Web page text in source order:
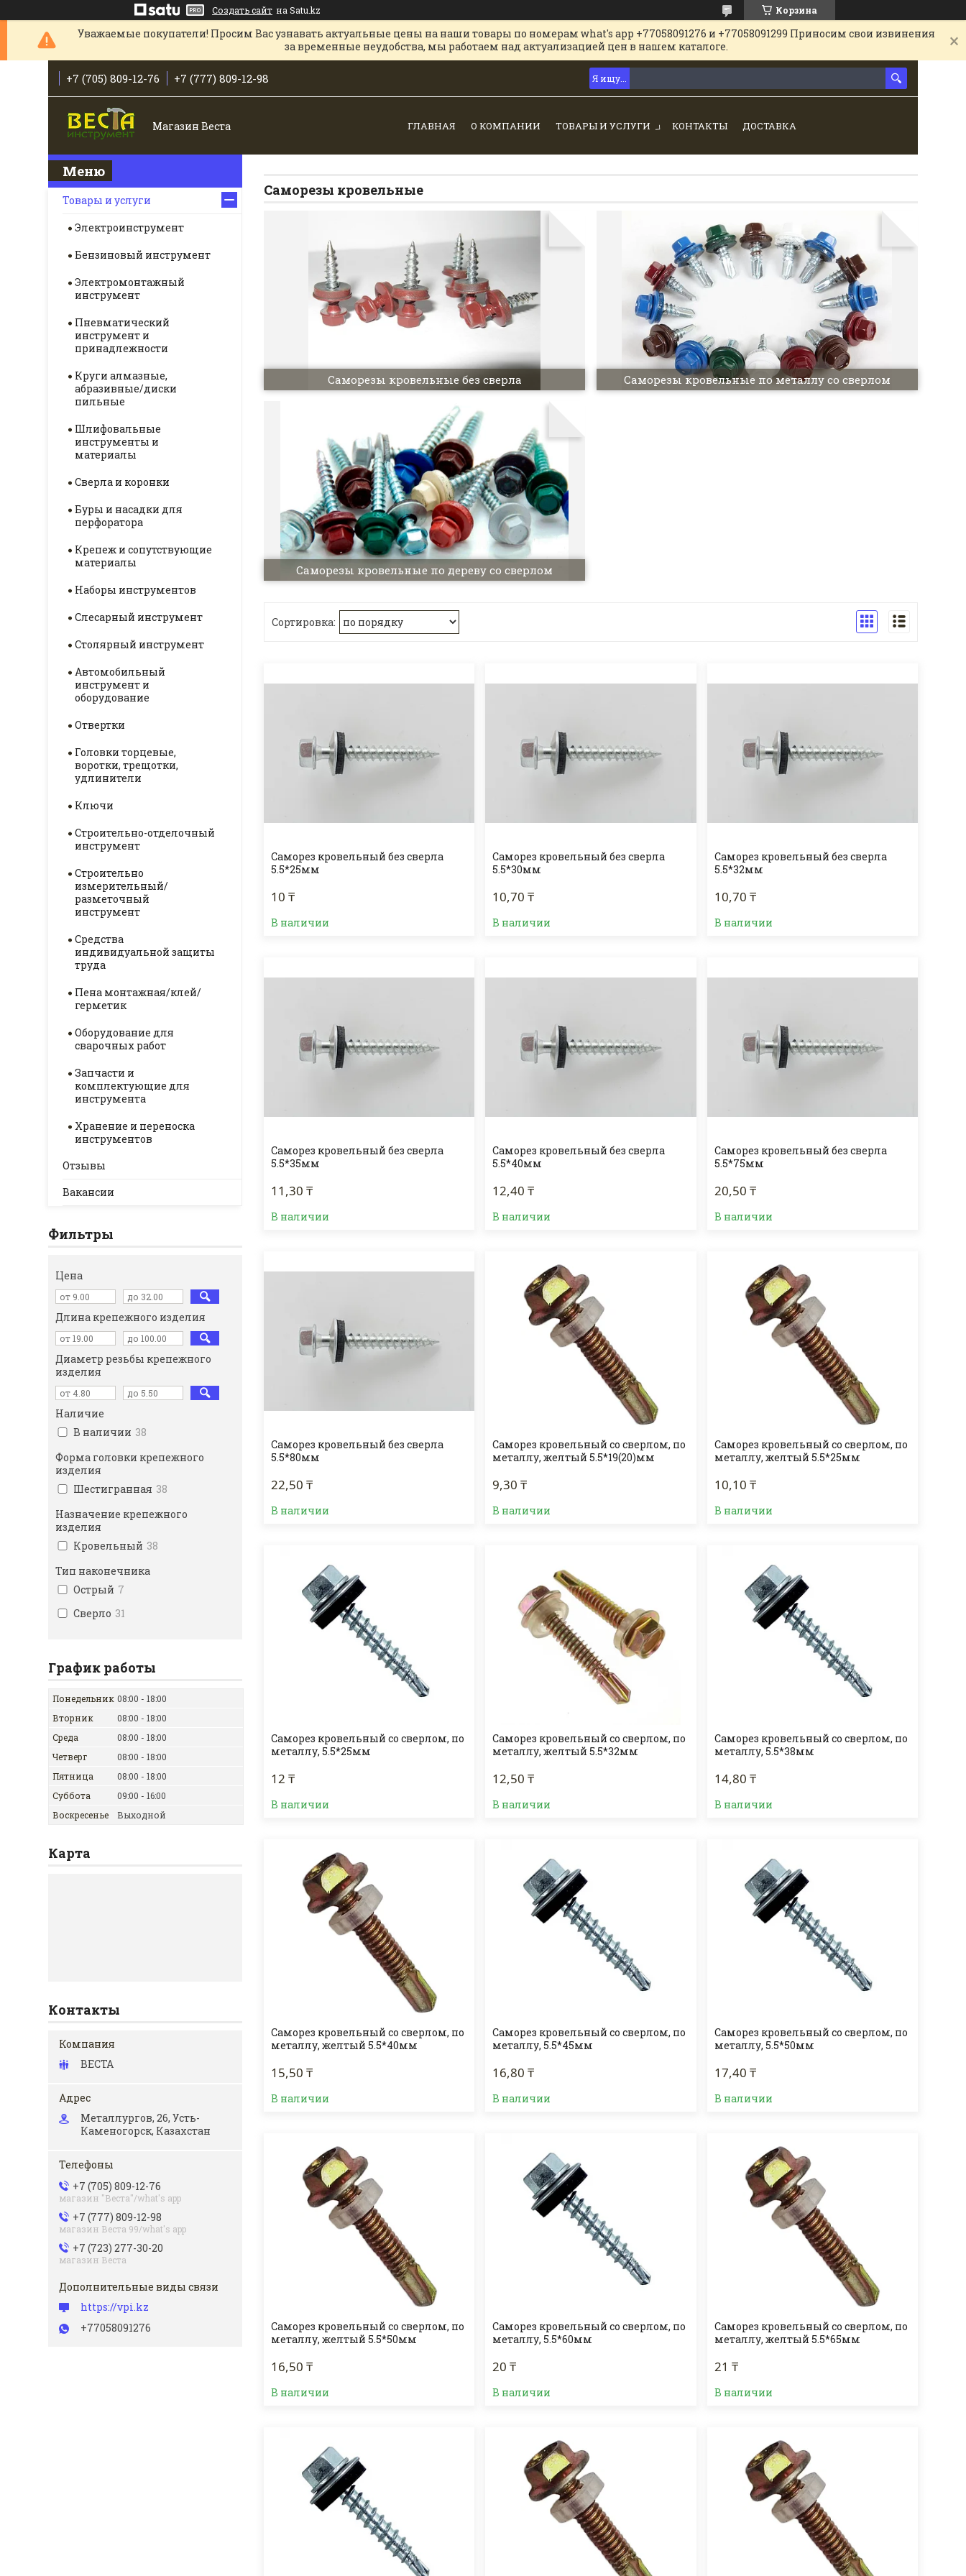
Создать сайт на Satu.kz Корзина
Уважаемые покупатели! Просим Вас узнавать актуальные цены на наши товары по номерам what's app +77058091276 и +77058091299 Приносим свои извинения
за временные неудобства, мы работаем над актуализацией цен в нашем каталоге.
+7 (705) 809-12-76 +7 (777) 809-12-98
Магазин Веста ГЛАВНАЯ О КОМПАНИИ ТОВАРЫ И УСЛУГИ КОНТАКТЫ ДОСТАВКА
Саморезы кровельные
Саморезы кровельные без сверла Саморезы кровельные по металлу со сверлом
Саморезы кровельные по дереву со сверлом
Саморез кровельный без сверла
5.5*25мм
10 ₸
В наличии
Саморез кровельный без сверла
5.5*30мм
10,70 ₸
В наличии
Саморез кровельный без сверла
5.5*32мм
10,70 ₸
В наличии
Саморез кровельный без сверла
5.5*35мм
11,30 ₸
В наличии
Саморез кровельный без сверла
5.5*40мм
12,40 ₸
В наличии
Саморез кровельный без сверла
5.5*75мм
20,50 ₸
В наличии
Саморез кровельный без сверла
5.5*80мм
22,50 ₸
В наличии
Саморез кровельный со сверлом, по
металлу, желтый 5.5*19(20)мм
9,30 ₸
В наличии
Саморез кровельный со сверлом, по
металлу, желтый 5.5*25мм
10,10 ₸
В наличии
Саморез кровельный со сверлом, по
металлу, 5.5*25мм
12 ₸
В наличии
Саморез кровельный со сверлом, по
металлу, желтый 5.5*32мм
12,50 ₸
В наличии
Саморез кровельный со сверлом, по
металлу, 5.5*38мм
14,80 ₸
В наличии
Саморез кровельный со сверлом, по
металлу, желтый 5.5*40мм
15,50 ₸
В наличии
Саморез кровельный со сверлом, по
металлу, 5.5*45мм
16,80 ₸
В наличии
Саморез кровельный со сверлом, по
металлу, 5.5*50мм
17,40 ₸
В наличии
Саморез кровельный со сверлом, по
металлу, желтый 5.5*50мм
16,50 ₸
В наличии
Саморез кровельный со сверлом, по
металлу, 5.5*60мм
20 ₸
В наличии
Саморез кровельный со сверлом, по
металлу, желтый 5.5*65мм
21 ₸
В наличии
Товары и услуги
Электроинструмент
Бензиновый инструмент
Электромонтажный
инструмент
Пневматический
инструмент и
принадлежности
Круги алмазные,
абразивные/диски
пильные
Шлифовальные
инструменты и
материалы
Сверла и коронки
Буры и насадки для
перфоратора
Крепеж и сопутствующие
материалы
Наборы инструментов
Слесарный инструмент
Столярный инструмент
Автомобильный
инструмент и
оборудование
Отвертки
Головки торцевые,
воротки, трещотки,
удлинители
Ключи
Строительно-отделочный
инструмент
Строительно
измерительный/
разметочный
инструмент
Средства
индивидуальной защиты
труда
Пена монтажная/клей/
герметик
Оборудование для
сварочных работ
Запчасти и
комплектующие для
инструмента
Хранение и переноска
инструментов
Отзывы
Вакансии
Фильтры
Цена
Длина крепежного изделия
Диаметр резьбы крепежного
изделия
Наличие
В наличии 38
Форма головки крепежного
изделия
Шестигранная 38
Назначение крепежного
изделия
Кровельный 38
Тип наконечника
Острый 7
Сверло 31
График работы
Понедельник 08:00
18:00
Вторник
08:00
18:00
Среда
08:00
18:00
Четверг
08:00
18:00
Пятница
08:00
18:00
Суббота
09:00
16:00
Воскресенье
Выходной
Карта
Контакты
ВЕСТА
Металлургов, 26, Усть-
Каменогорск, Казахстан
+7 (705) 809-12-76
магазин "Веста"/what's app
+7 (777) 809-12-98
магазин Веста 99/what's app
+7 (723) 277-30-20
магазин Веста
https://vpi.kz
+77058091276